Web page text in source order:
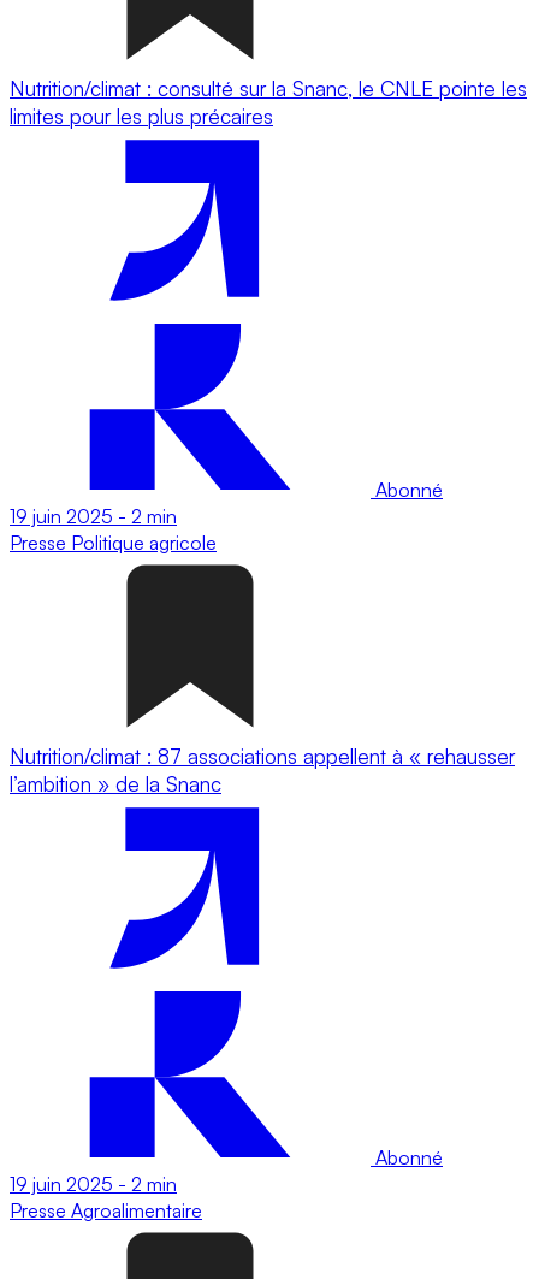
Nutrition/climat : consulté sur la Snanc, le CNLE pointe les
limites pour les plus précaires
Abonné
19 juin 2025 - 2 min
Presse Politique agricole
Nutrition/climat : 87 associations appellent à « rehausser
l’ambition » de la Snanc
Abonné
19 juin 2025 - 2 min
Presse Agroalimentaire